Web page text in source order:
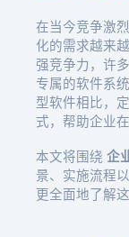
在当今竞争激
化的需求越来
强竞争力，许
专属的软件系
型软件相比，
式，帮助企业
本文将围绕 企
景、实施流程
更全面地了解